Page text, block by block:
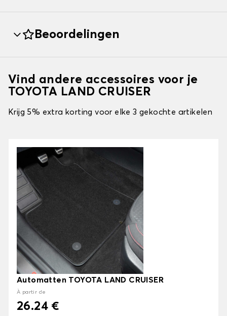
Beoordelingen
Vind andere accessoires voor je
TOYOTA LAND CRUISER
Krijg 5% extra korting voor elke 3 gekochte artikelen
Automatten TOYOTA LAND CRUISER
À partir de
26.24 €